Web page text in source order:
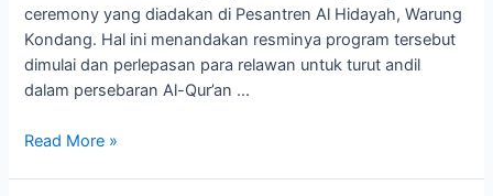
ceremony yang diadakan di Pesantren Al Hidayah, Warung
Kondang. Hal ini menandakan resminya program tersebut
dimulai dan perlepasan para relawan untuk turut andil
dalam persebaran Al-Qur’an …
Read More »